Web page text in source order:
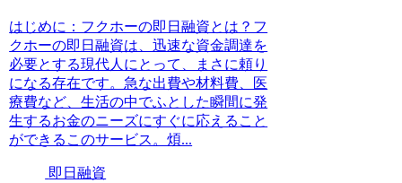
はじめに：フクホーの即日融資とは？フ
クホーの即日融資は、迅速な資金調達を
必要とする現代人にとって、まさに頼り
になる存在です。急な出費や材料費、医
療費など、生活の中でふとした瞬間に発
生するお金のニーズにすぐに応えること
ができるこのサービス。煩...
即日融資